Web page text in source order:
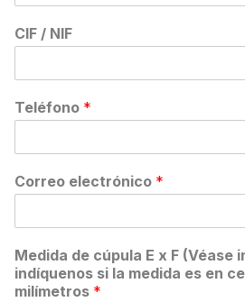
CIF / NIF
Teléfono *
Correo electrónico *
Medida de cúpula E x F (Véase
indíquenos si la medida es en
milímetros *